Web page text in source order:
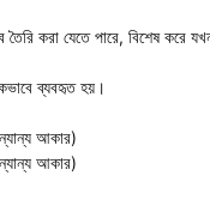
তৈরি করা যেতে পারে,
ব্যবহৃত হয়।
আকার)
আকার)